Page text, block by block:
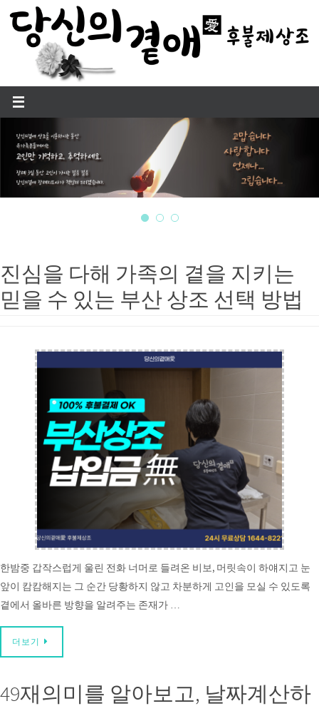
content
진심을 다해 가족의 곁을 지키는
믿을 수 있는 부산 상조 선택 방법
한밤중 갑작스럽게 울린 전화 너머로 들려온 비보, 머릿속이 하얘지고 눈
앞이 캄캄해지는 그 순간 당황하지 않고 차분하게 고인을 모실 수 있도록
곁에서 올바른 방향을 알려주는 존재가 …
더보기
49재의미를 알아보고, 날짜계산하